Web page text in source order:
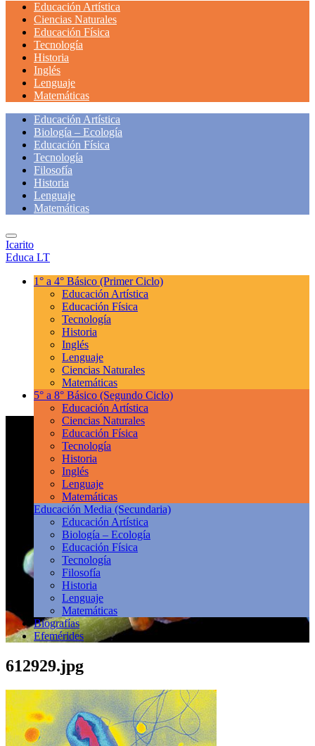
Educación Artística
Ciencias Naturales
Educación Física
Tecnología
Historia
Inglés
Lenguaje
Matemáticas
Educación Artística
Biología – Ecología
Educación Física
Tecnología
Filosofía
Historia
Lenguaje
Matemáticas
Icarito
Educa LT
1° a 4° Básico (Primer Ciclo)
Educación Artística
Educación Física
Tecnología
Historia
Inglés
Lenguaje
Ciencias Naturales
Matemáticas
5° a 8° Básico (Segundo Ciclo)
Educación Artística
Ciencias Naturales
Educación Física
Tecnología
Historia
Inglés
Lenguaje
Matemáticas
Educación Media (Secundaria)
Educación Artística
Biología – Ecología
Educación Física
Tecnología
Filosofía
Historia
Lenguaje
Matemáticas
Biografías
Efemérides
612929.jpg